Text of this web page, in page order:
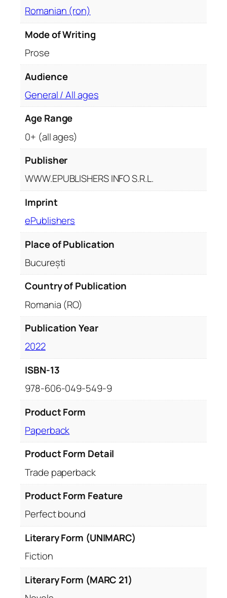
m
u
Romanian (ron)
Mode of Writing
Prose
Audience
General / All ages
Age Range
0+ (all ages)
Publisher
WWW.EPUBLISHERS INFO S.R.L.
Imprint
ePublishers
Place of Publication
București
Country of Publication
Romania (RO)
Publication Year
2022
ISBN-13
978-606-049-549-9
Product Form
Paperback
Product Form Detail
Trade paperback
Product Form Feature
Perfect bound
Literary Form (UNIMARC)
Fiction
Literary Form (MARC 21)